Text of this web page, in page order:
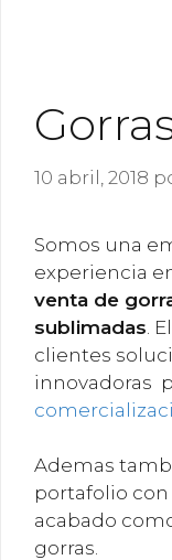
10 abril, 2018
Somos una
experiencia
venta de
sublimadas .
clientes
innovadoras
Ademas
portafolio
acabado
gorras.